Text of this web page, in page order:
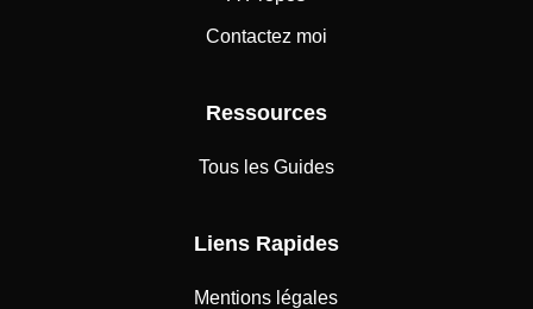
Contactez moi
Ressources
Tous les Guides
Liens Rapides
Mentions légales